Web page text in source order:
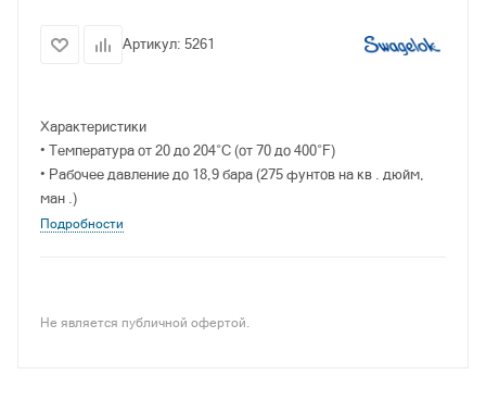
Артикул: 5261
Характеристики
• Температура от 20 до 204°C (от 70 до 400°F)
• Рабочее давление до 18,9 бара (275 фунтов на кв . дюйм,
ман .)
• Размеры от 1/8 до 1/2 дюйма
Подробности
Не является публичной офертой.